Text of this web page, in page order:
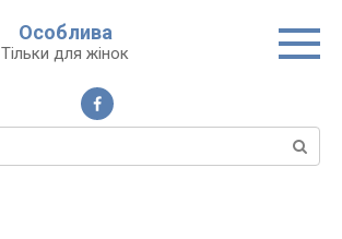
Особлива
Тільки для жінок